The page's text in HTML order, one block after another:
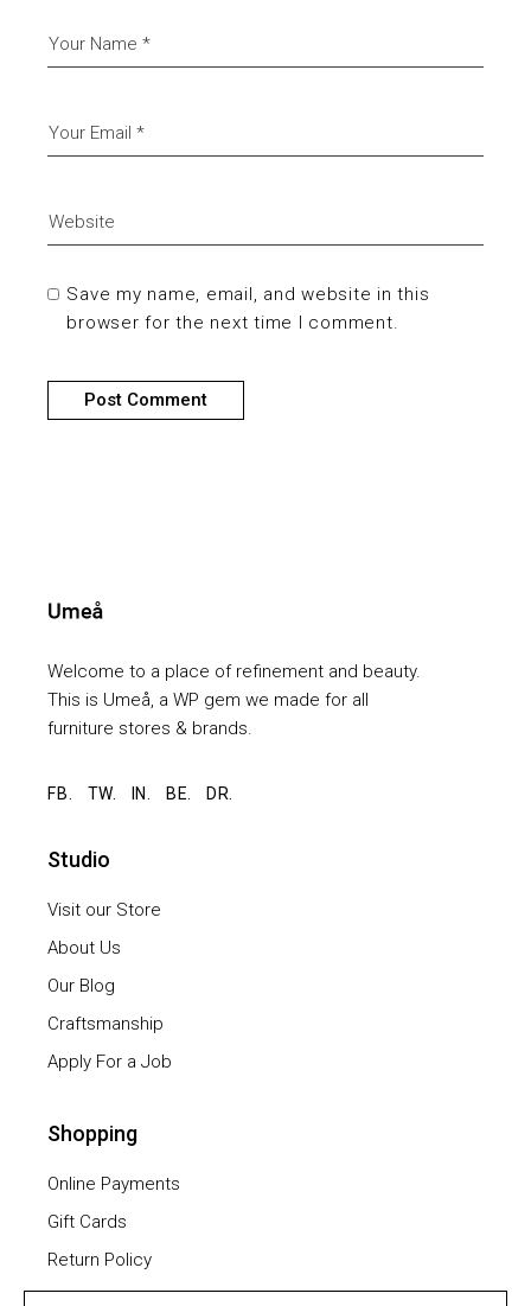
Save my name, email, and website in this
browser for the next time I comment.
Post Comment
Welcome to a place of refinement and beauty.
This is Umeå, a WP gem we made for all
furniture stores & brands.
FB. TW. IN. BE. DR.
Studio
Visit our Store
About Us
Our Blog
Craftsmanship
Apply For a Job
Shopping
Online Payments
Gift Cards
Return Policy
Furniture Assembling